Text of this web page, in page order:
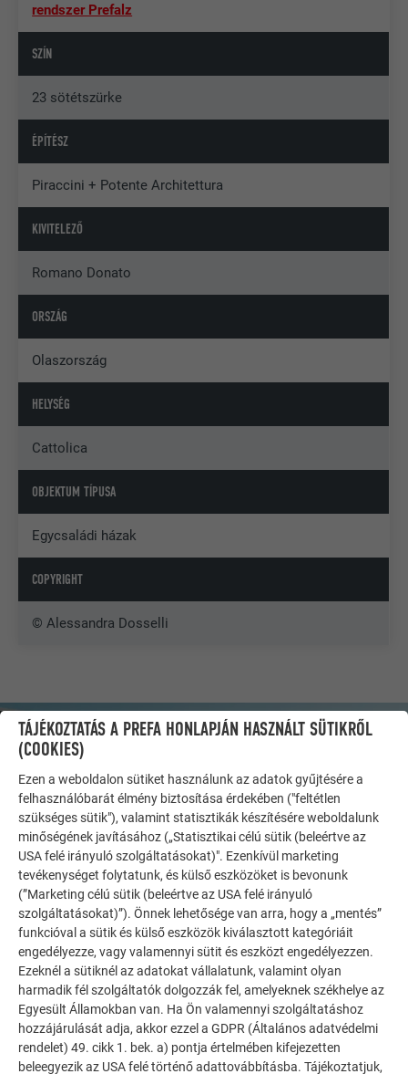
rendszer Prefalz
SZÍN
23 sötétszürke
ÉPÍTÉSZ
Piraccini + Potente Architettura
KIVITELEZŐ
Romano Donato
ORSZÁG
Olaszország
HELYSÉG
Cattolica
OBJEKTUM TÍPUSA
Egycsaládi házak
COPYRIGHT
© Alessandra Dosselli
INSPIRÁLÓDJON
TOVÁBBI ÉPÜLETEK
A PREFA referencia galéria bemutatja, milyen
sokoldalúan felhasználható az alumínium. Fedezzen fel
további lenyűgöző projekteket a tartós PREFA
alumínium megoldásokkal tetőkhöz, napelemekhez és
TÁJÉKOZTATÁS A PREFA HONLAPJÁN HASZNÁLT SÜTIKRŐL
(COOKIES)
Ezen a weboldalon sütiket használunk az adatok gyűjtésére a
felhasználóbarát élmény biztosítása érdekében ("feltétlen
szükséges sütik"), valamint statisztikák készítésére weboldalunk
minőségének javításához („Statisztikai célú sütik (beleértve az
USA felé irányuló szolgáltatásokat)". Ezenkívül marketing
tevékenységet folytatunk, és külső eszközöket is bevonunk
(”Marketing célú sütik (beleértve az USA felé irányuló
szolgáltatásokat)”). Önnek lehetősége van arra, hogy a „mentés”
funkcióval a sütik és külső eszközök kiválasztott kategóriáit
engedélyezze, vagy valamennyi sütit és eszközt engedélyezzen.
Ezeknél a sütiknél az adatokat vállalatunk, valamint olyan
harmadik fél szolgáltatók dolgozzák fel, amelyeknek székhelye az
Egyesült Államokban van. Ha Ön valamennyi szolgáltatáshoz
hozzájárulását adja, akkor ezzel a GDPR (Általános adatvédelmi
rendelet) 49. cikk 1. bek. a) pontja értelmében kifejezetten
beleegyezik az USA felé történő adattovábbításba. Tájékoztatjuk,